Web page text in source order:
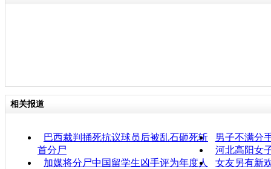
相关报道
巴西裁判捅死抗议球员后被乱石砸死斩
首分尸
男子不满分
河北高阳女
加媒将分尸中国留学生凶手评为年度人
女友另有新